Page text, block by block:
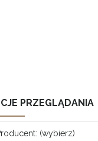
PRZEGLĄDANIA
(wybierz)